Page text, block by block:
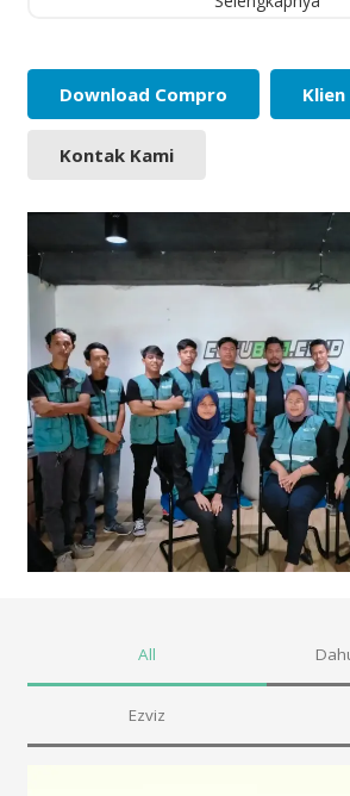
Download Compro Klien
Kontak Kami
All
Ezviz